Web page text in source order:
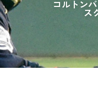
バッティングドーム
コルトン
ス